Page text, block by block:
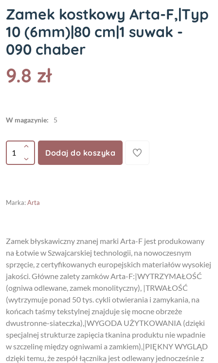
Zamek kostkowy Arta-F,|Typ
10 (6mm)|80 cm|1 suwak -
090 chaber
9.8 zł
W magazynie: 5
Dodaj do koszyka
Marka:Arta
Zamek błyskawiczny znanej marki Arta-F jest produkowany
na Łotwie w Szwajcarskiej technologii, na nowoczesnym
sprzęcie, z certyfikowanych europejskich materiałów wysokiej
jakości. Główne zalety zamków Arta-F:|WYTRZYMAŁOŚĆ
(ogniwa odlewane, zamek monolityczny), |TRWAŁOŚĆ
(wytrzymuje ponad 50 tys. cykli otwierania i zamykania, na
końcach taśmy tekstylnej znajduje się mocne obrzeże
dwustronne-siateczka),|WYGODA UŻYTKOWANIA (dzięki
specjalnej strukturze zapięcia tkanina produktu nie wpadnie
w szczelinę między ogniwami a zamkiem),|PIĘKNY WYGLĄD
dzięki temu, że zespół łącznika jest odlewany jednocześnie z